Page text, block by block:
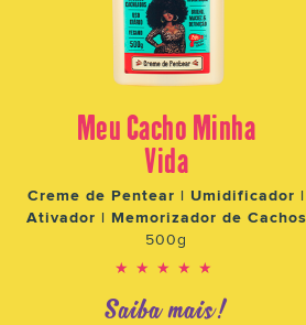
Meu Cacho Minha
Vida
Creme de Pentear | Umidificador |
Ativador | Memorizador de Cachos
500g
★★★★★
Saiba mais!